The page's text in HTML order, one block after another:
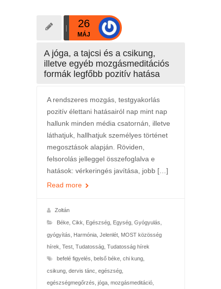
26
MÁJ
A jóga, a tajcsi és a csikung,
illetve egyéb mozgásmeditációs
formák legfőbb pozitív hatása
A rendszeres mozgás, testgyakorlás
pozitív élettani hatásairól nap mint nap
hallunk minden média csatornán, illetve
láthatjuk, hallhatjuk személyes történet
megosztások alapján. Röviden,
felsorolás jelleggel összefoglalva e
hatások: vérkeringés javítása, jobb […]
Read more
Zoltán
Béke, Cikk Egészség, Egység, Gyógyulás,
gyógyítás Harmónia, Jelenlét, MOST közösség
hírek Test, Tudatosság, Tudatosság hírek
befelé figyelés belső béke, chi kung,
csikung, dervis tánc egészség,
egészségmegőrzés jóga, mozgásmeditáció,